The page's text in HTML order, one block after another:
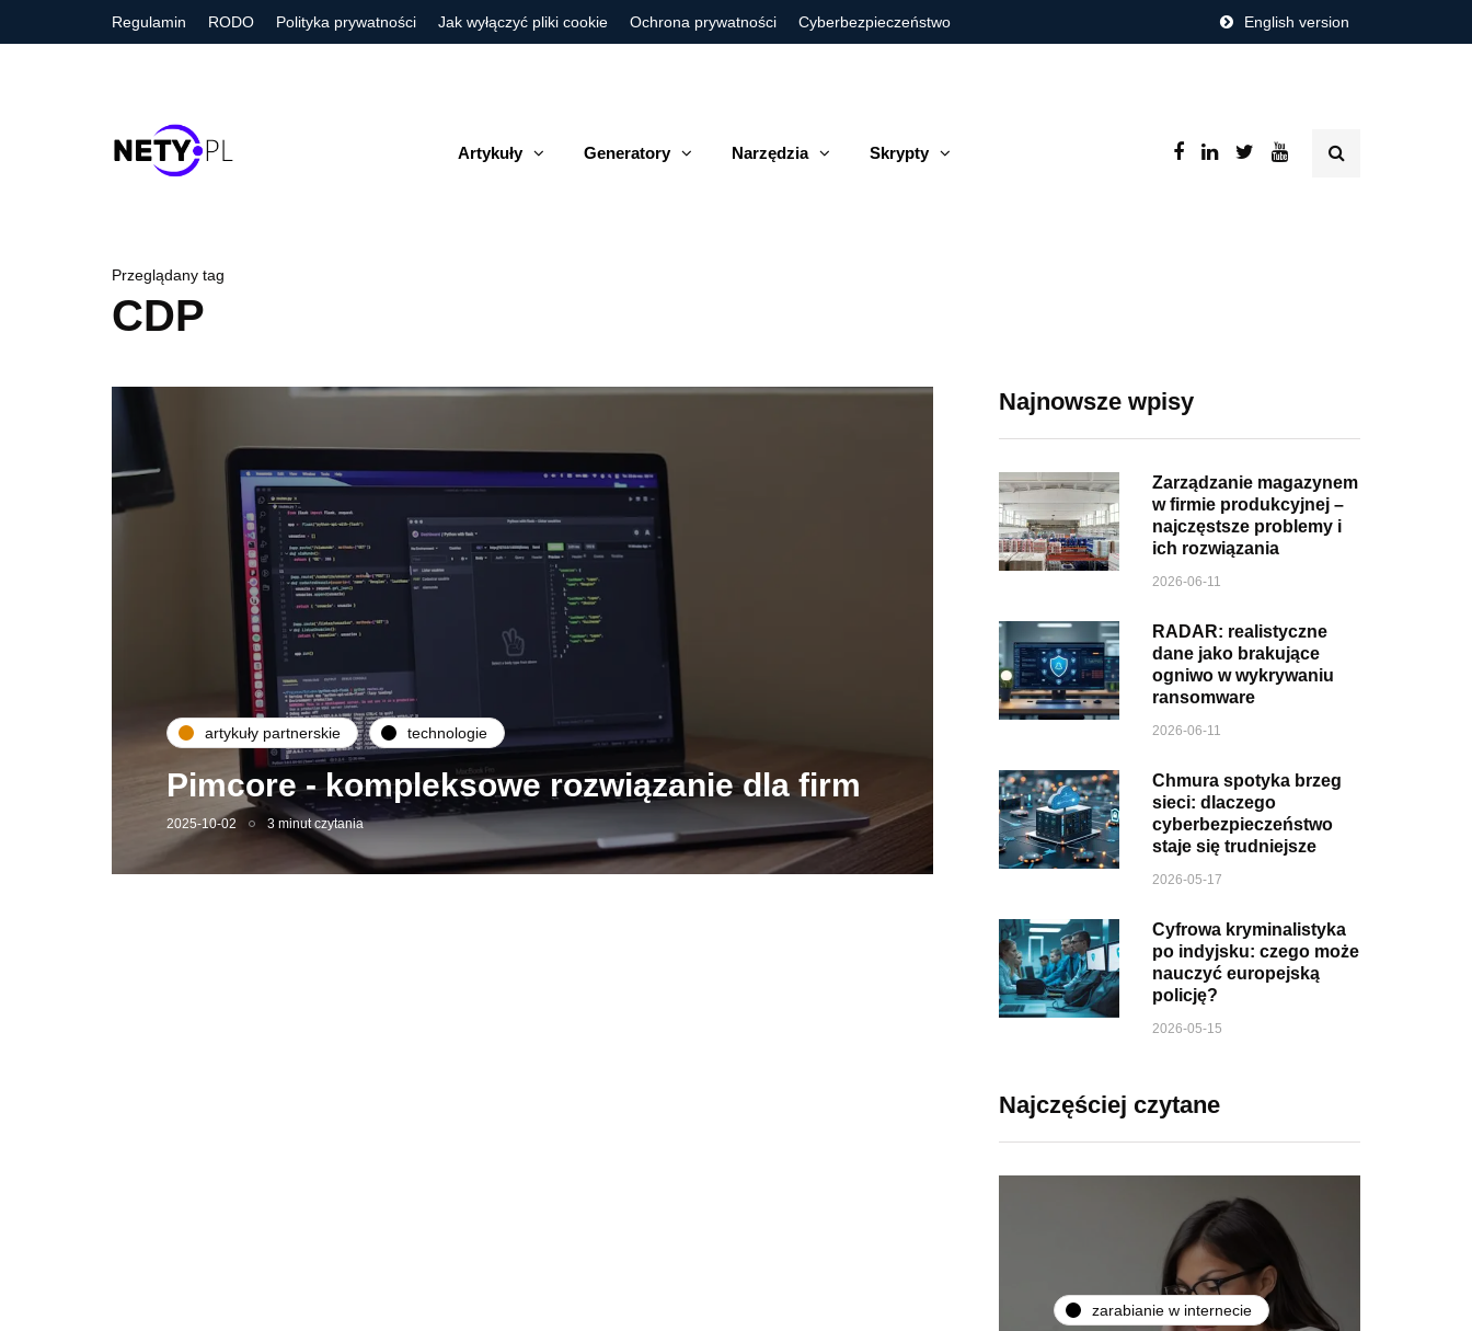
Regulamin RODO Polityka prywatności Jak wyłączyć pliki cookie Ochrona prywatności Cyberbezpieczeństwo English version
Artykuły Generatory Narzędzia Skrypty
Przeglądany tag
CDP
artykuły partnerskie technologie
Pimcore - kompleksowe rozwiązanie dla firm
2025-10-02 3 minut czytania
Najnowsze wpisy
Zarządzanie magazynem
w firmie produkcyjnej –
najczęstsze problemy i
ich rozwiązania
2026-06-11
RADAR: realistyczne
dane jako brakujące
ogniwo w wykrywaniu
ransomware
2026-06-11
Chmura spotyka brzeg
sieci: dlaczego
cyberbezpieczeństwo
staje się trudniejsze
2026-05-17
Cyfrowa kryminalistyka
po indyjsku: czego może
nauczyć europejską
policję?
2026-05-15
Najczęściej czytane
zarabianie w internecie